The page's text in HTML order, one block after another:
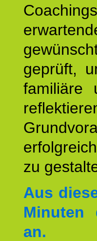
geprüft,
familiäre
zu
Aus
Minuten
an.